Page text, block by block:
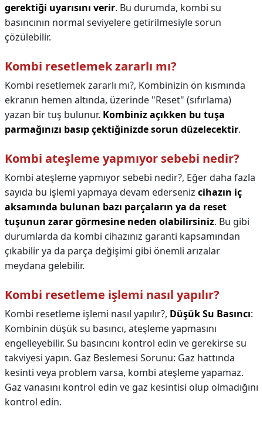
gerektiği uyarısını verir. Bu durumda, kombi su
basıncının normal seviyelere getirilmesiyle sorun
çözülebilir.
Kombi resetlemek zararlı mı?
Kombi resetlemek zararlı mı?, Kombinizin ön kısmında
ekranın hemen altında, üzerinde "Reset" (sıfırlama)
yazan bir tuş bulunur. Kombiniz açıkken bu tuşa
parmağınızı basıp çektiğinizde sorun düzelecektir.
Kombi ateşleme yapmıyor sebebi nedir?
Kombi ateşleme yapmıyor sebebi nedir?, Eğer daha fazla
sayıda bu işlemi yapmaya devam ederseniz cihazın iç
aksamında bulunan bazı parçaların ya da reset
tuşunun zarar görmesine neden olabilirsiniz. Bu gibi
durumlarda da kombi cihazınız garanti kapsamından
çıkabilir ya da parça değişimi gibi önemli arızalar
meydana gelebilir.
Kombi resetleme işlemi nasıl yapılır?
Kombi resetleme işlemi nasıl yapılır?, Düşük Su Basıncı:
Kombinin düşük su basıncı, ateşleme yapmasını
engelleyebilir. Su basıncını kontrol edin ve gerekirse su
takviyesi yapın. Gaz Beslemesi Sorunu: Gaz hattında
kesinti veya problem varsa, kombi ateşleme yapamaz.
Gaz vanasını kontrol edin ve gaz kesintisi olup olmadığını
kontrol edin.